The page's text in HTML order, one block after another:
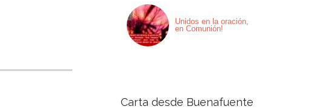
Unidos en la oración,
en Comunión!
Carta desde Buenafuente